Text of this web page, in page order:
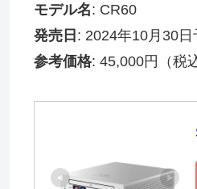
モデル名: CR60
発売日 : 2024年10月30日
参考価格: 45,000円（税